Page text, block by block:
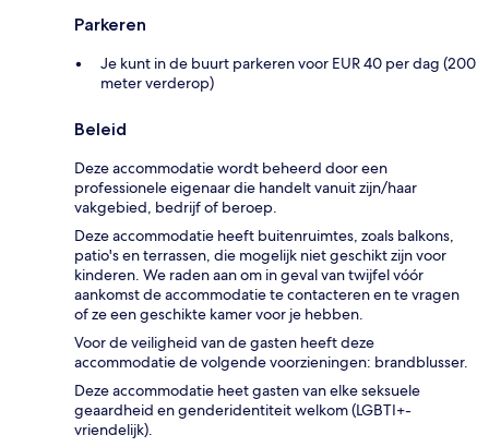
Parkeren
Je kunt in de buurt parkeren voor EUR 40 per dag (200
meter verderop)
Beleid
Deze accommodatie wordt beheerd door een
professionele eigenaar die handelt vanuit zijn/haar
vakgebied, bedrijf of beroep.
Deze accommodatie heeft buitenruimtes, zoals balkons,
patio's en terrassen, die mogelijk niet geschikt zijn voor
kinderen. We raden aan om in geval van twijfel vóór
aankomst de accommodatie te contacteren en te vragen
of ze een geschikte kamer voor je hebben.
Voor de veiligheid van de gasten heeft deze
accommodatie de volgende voorzieningen: brandblusser.
Deze accommodatie heet gasten van elke seksuele
geaardheid en genderidentiteit welkom (LGBTI+-
vriendelijk).